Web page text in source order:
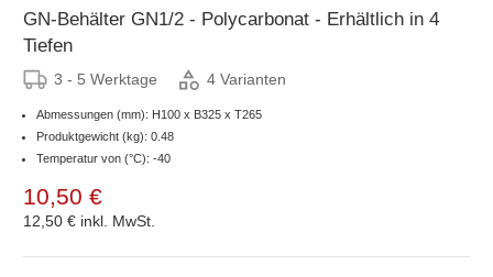
GN-Behälter GN1/2 - Polycarbonat - Erhältlich in 4
Tiefen
3 - 5 Werktage 4 Varianten
Abmessungen (mm): H100 x B325 x T265
Produktgewicht (kg): 0.48
Temperatur von (°C): -40
10,50 €
12,50 € inkl. MwSt.